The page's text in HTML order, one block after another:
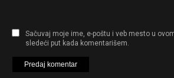
Sačuvaj moje ime, e-poštu i veb mesto u
sledeći put kada komentarišem.